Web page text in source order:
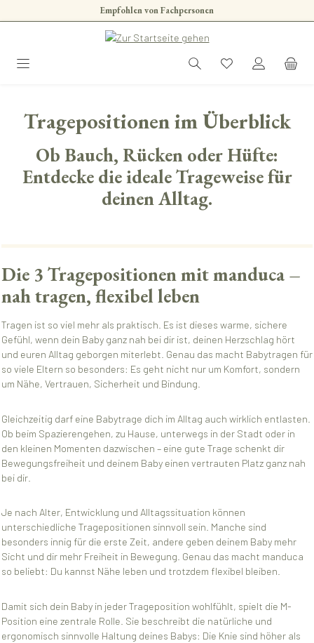
Zum Hauptinhalt springenEmpfohlen von Fachpersonen
Tragepositionen im Überblick
Ob Bauch, Rücken oder Hüfte:
Entdecke die ideale Trageweise für
deinen Alltag.
Die 3 Tragepositionen mit manduca –
nah tragen, flexibel leben
Tragen ist so viel mehr als praktisch. Es ist dieses warme, sichere
Gefühl, wenn dein Baby ganz nah bei dir ist, deinen Herzschlag hört
und euren Alltag geborgen miterlebt. Genau das macht Babytragen für
so viele Eltern so besonders: Es geht nicht nur um Komfort, sondern
um Nähe, Vertrauen, Sicherheit und Bindung.
Gleichzeitig darf eine Babytrage dich im Alltag auch wirklich entlasten.
Ob beim Spazierengehen, zu Hause, unterwegs in der Stadt oder in
den kleinen Momenten dazwischen – eine gute Trage schenkt dir
Bewegungsfreiheit und deinem Baby einen vertrauten Platz ganz nah
bei dir.
Je nach Alter, Entwicklung und Alltagssituation können
unterschiedliche Tragepositionen sinnvoll sein. Manche sind
besonders innig für die erste Zeit, andere geben deinem Baby mehr
Sicht und dir mehr Freiheit in Bewegung. Genau das macht manduca
so beliebt: Du kannst Nähe leben und trotzdem flexibel bleiben.
Damit sich dein Baby in jeder Trageposition wohlfühlt, spielt die M-
Position eine zentrale Rolle. Sie beschreibt die natürliche und
ergonomisch sinnvolle Haltung deines Babys: Die Knie sind höher als